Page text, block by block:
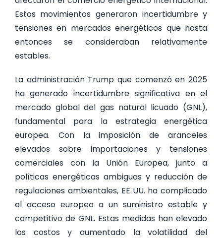
Estos movimientos generaron incertidumbre y
tensiones en mercados energéticos que hasta
entonces se consideraban relativamente
estables.
La administración Trump que comenzó en 2025
ha generado incertidumbre significativa en el
mercado global del gas natural licuado (GNL),
fundamental para la estrategia energética
europea. Con la imposición de aranceles
elevados sobre importaciones y tensiones
comerciales con la Unión Europea, junto a
políticas energéticas ambiguas y reducción de
regulaciones ambientales, EE.UU. ha complicado
el acceso europeo a un suministro estable y
competitivo de GNL. Estas medidas han elevado
los costos y aumentado la volatilidad del